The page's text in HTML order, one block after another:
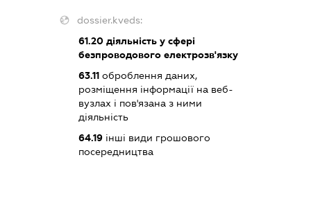
dossier.kveds:
61.20діяльність у сфері
безпроводового електрозв'язку
63.11оброблення даних,
розміщення інформації на веб-
вузлах і пов'язана з ними
діяльність
64.19інші види грошового
посередництва